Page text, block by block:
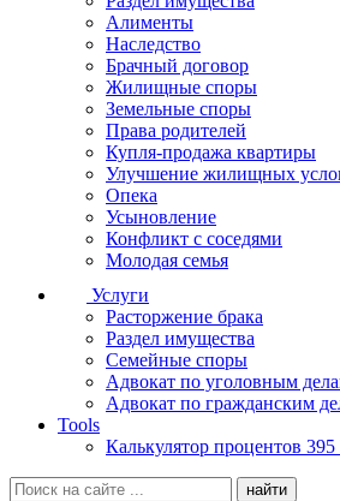
Алименты
Наследство
Брачный договор
Жилищные споры
Земельные споры
Права родителей
Купля-продажа квартиры
Улучшение жилищных
Опека
Усыновление
Конфликт с соседями
Молодая семья
Услуги
Расторжение брака
Раздел имущества
Семейные споры
Адвокат по уголовным
Адвокат по гражданским
Tools
Калькулятор процентов